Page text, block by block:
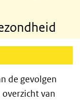
de gevolgen
van